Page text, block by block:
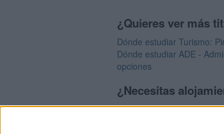
¿Quieres ver más
Dónde estudiar Turismo:
Dónde estudiar ADE -
opciones
¿Necesitas
>> Residencias de